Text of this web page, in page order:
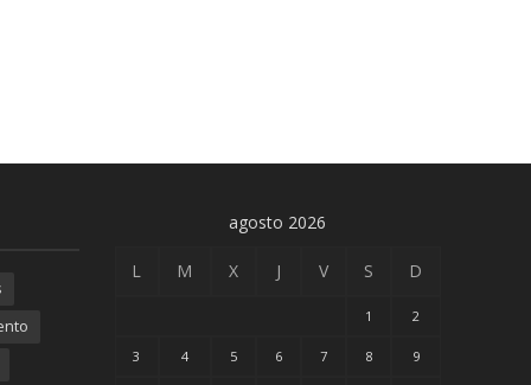
agosto 2026
L M X J V S D
1 2
3 4 5 6 7 8 9